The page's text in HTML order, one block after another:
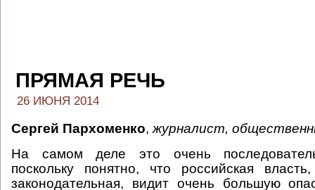
ПРЯМАЯ РЕЧЬ
26 ИЮНЯ 2014
Сергей Пархоменко, журналист,
На самом деле это очень
поскольку понятно, что российская
законодательная, видит очень большую